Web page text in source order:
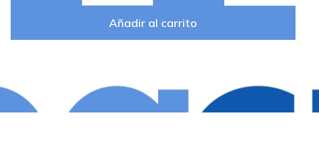
Añadir al carrito